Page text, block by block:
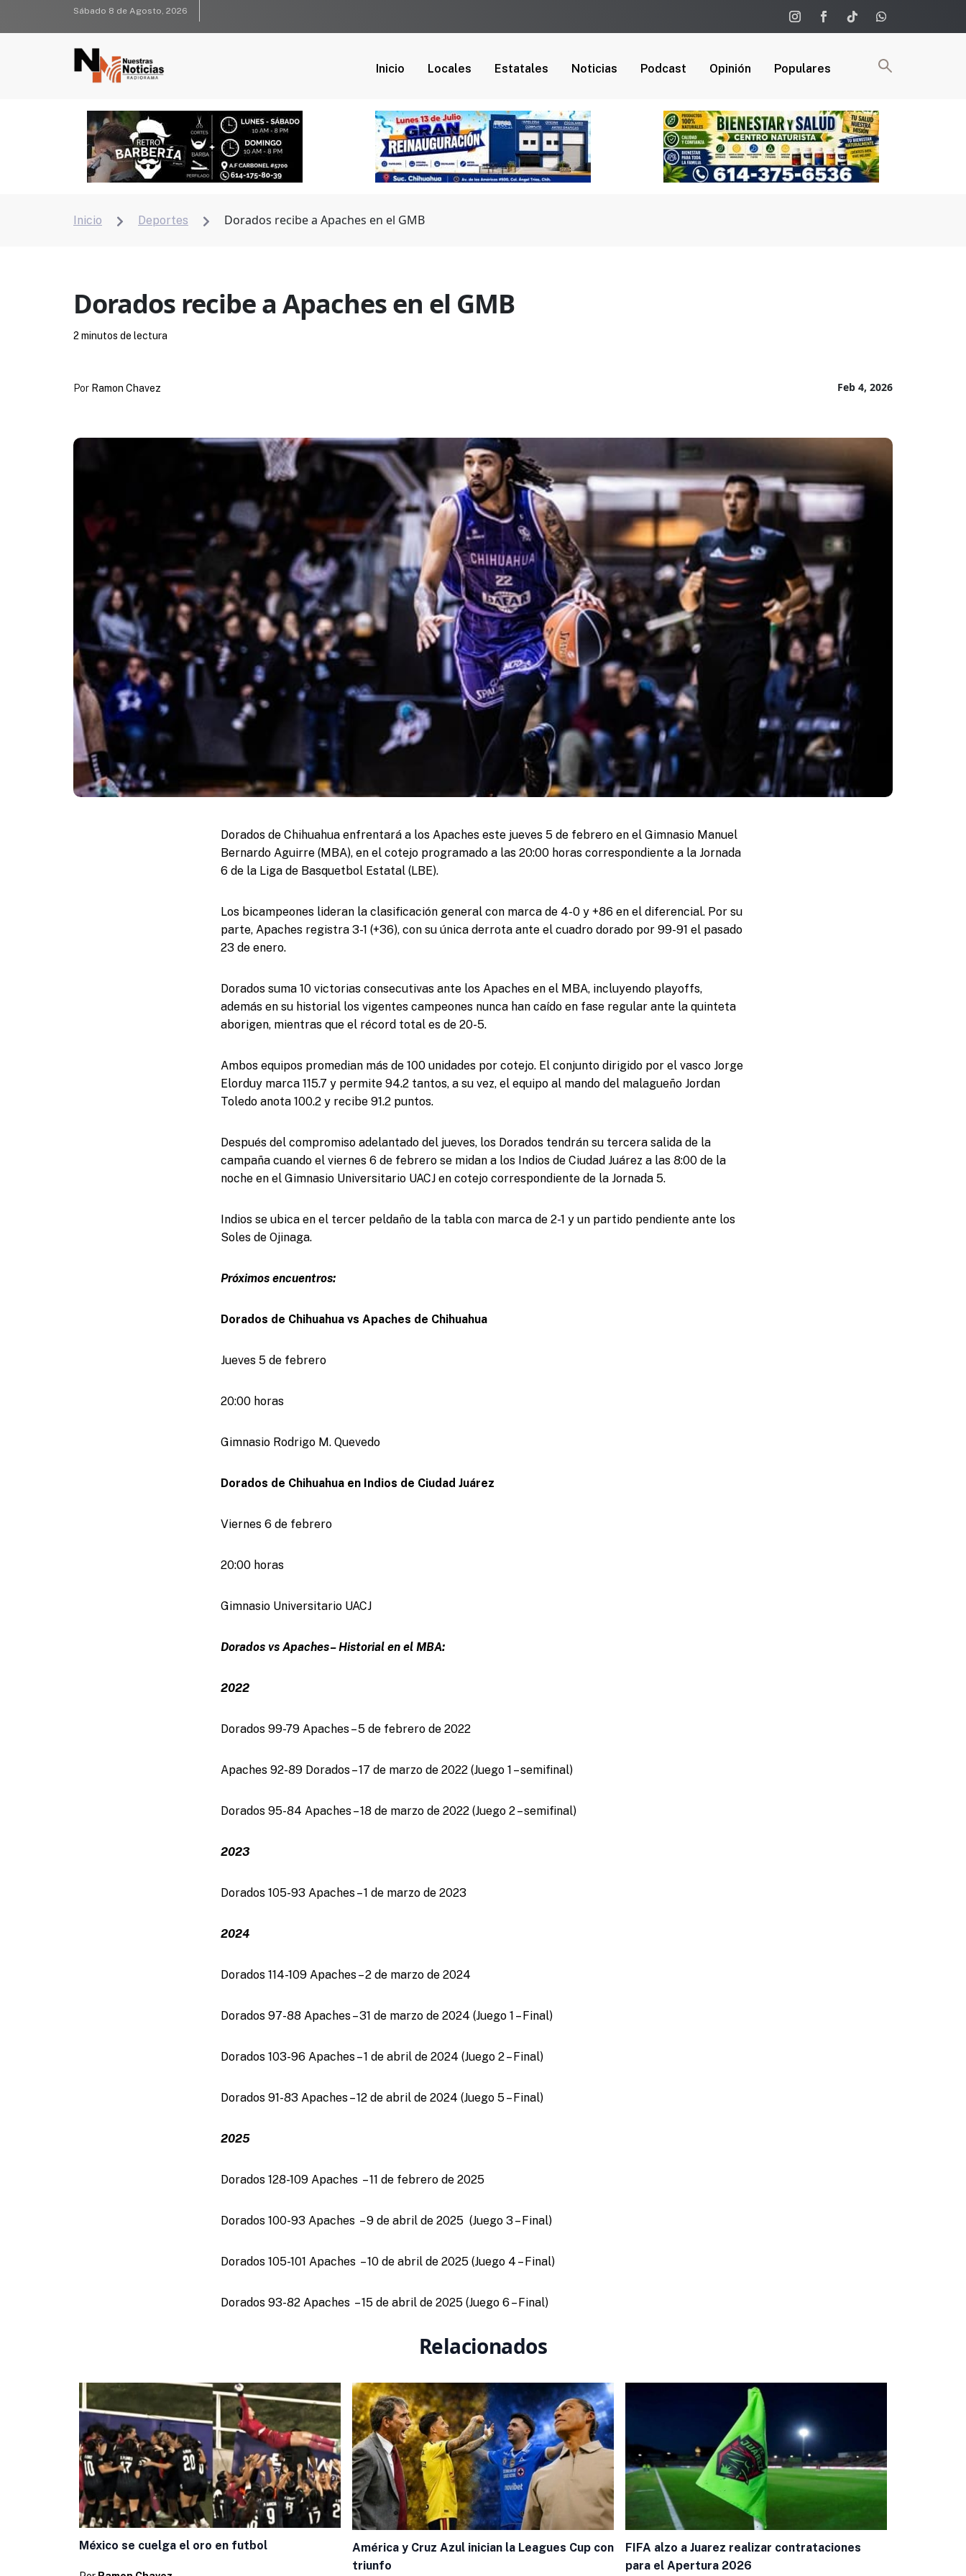
Sábado 8 de Agosto, 2026
Inicio Locales Estatales Noticias Podcast Opinión Populares
Inicio  Deportes  Dorados recibe a Apaches en el GMB
Dorados recibe a Apaches en el GMB
Feb 4, 2026
Por Ramon Chavez
2 minutos de lectura
Dorados de Chihuahua enfrentará a los Apaches este jueves 5 de febrero en el Gimnasio Manuel
Bernardo Aguirre (MBA), en el cotejo programado a las 20:00 horas correspondiente a la Jornada
6 de la Liga de Basquetbol Estatal (LBE).
Los bicampeones lideran la clasificación general con marca de 4-0 y +86 en el diferencial. Por su
parte, Apaches registra 3-1 (+36), con su única derrota ante el cuadro dorado por 99-91 el pasado
23 de enero.
Dorados suma 10 victorias consecutivas ante los Apaches en el MBA, incluyendo playoffs,
además en su historial los vigentes campeones nunca han caído en fase regular ante la quinteta
aborigen, mientras que el récord total es de 20-5.
Ambos equipos promedian más de 100 unidades por cotejo. El conjunto dirigido por el vasco Jorge
Elorduy marca 115.7 y permite 94.2 tantos, a su vez, el equipo al mando del malagueño Jordan
Toledo anota 100.2 y recibe 91.2 puntos.
Después del compromiso adelantado del jueves, los Dorados tendrán su tercera salida de la
campaña cuando el viernes 6 de febrero se midan a los Indios de Ciudad Juárez a las 8:00 de la
noche en el Gimnasio Universitario UACJ en cotejo correspondiente de la Jornada 5.
Indios se ubica en el tercer peldaño de la tabla con marca de 2-1 y un partido pendiente ante los
Soles de Ojinaga.
Próximos encuentros:
Dorados de Chihuahua vs Apaches de Chihuahua
Jueves 5 de febrero
20:00 horas
Gimnasio Rodrigo M. Quevedo
Dorados de Chihuahua en Indios de Ciudad Juárez
Viernes 6 de febrero
20:00 horas
Gimnasio Universitario UACJ
Dorados vs Apaches– Historial en el MBA:
2022
Dorados 99-79 Apaches – 5 de febrero de 2022
Apaches 92-89 Dorados – 17 de marzo de 2022 (Juego 1 – semifinal)
Dorados 95-84 Apaches – 18 de marzo de 2022 (Juego 2 – semifinal)
2023
Dorados 105-93 Apaches – 1 de marzo de 2023
2024
Dorados 114-109 Apaches – 2 de marzo de 2024
Dorados 97-88 Apaches – 31 de marzo de 2024 (Juego 1 – Final)
Dorados 103-96 Apaches – 1 de abril de 2024 (Juego 2 – Final)
Dorados 91-83 Apaches – 12 de abril de 2024 (Juego 5 – Final)
2025
Dorados 128-109 Apaches – 11 de febrero de 2025
Dorados 100-93 Apaches – 9 de abril de 2025 (Juego 3 – Final)
Dorados 105-101 Apaches – 10 de abril de 2025 (Juego 4 – Final)
Dorados 93-82 Apaches – 15 de abril de 2025 (Juego 6 – Final)
Relacionados
México se cuelga el oro en futbol
América y Cruz Azul inician la Leagues Cup con
triunfo
FIFA alzo a Juarez realizar contrataciones
para el Apertura 2026